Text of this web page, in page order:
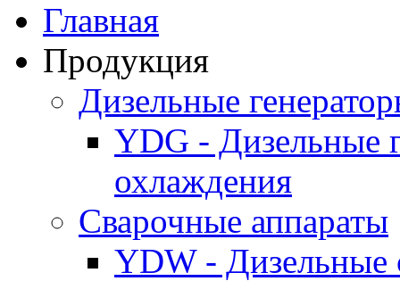
Главная
Продукция
Дизельные
YDG - Дизельные
охлаждения
Cварочные аппараты
YDW - Дизельные